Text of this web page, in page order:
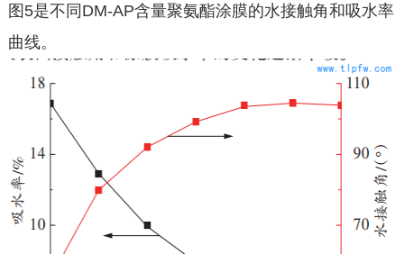
图5是不同DM-AP含量聚氨酯涂膜的水接触角和吸水率
曲线。